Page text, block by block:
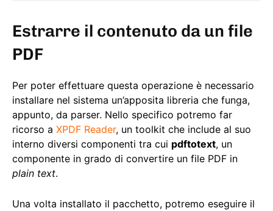
Estrarre il contenuto da un file
PDF
Per poter effettuare questa operazione è necessario
installare nel sistema un’apposita libreria che funga,
appunto, da parser. Nello specifico potremo far
ricorso a XPDF Reader, un toolkit che include al suo
interno diversi componenti tra cui pdftotext, un
componente in grado di convertire un file PDF in
plain text.
Una volta installato il pacchetto, potremo eseguire il